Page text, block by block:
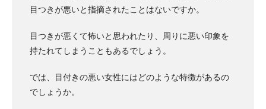
目つきが悪いと指摘されたことはないですか。
目つきが悪くて怖いと思われたり、周りに悪い印象を
持たれてしまうこともあるでしょう。
では、目付きの悪い女性にはどのような特徴があるの
でしょうか。